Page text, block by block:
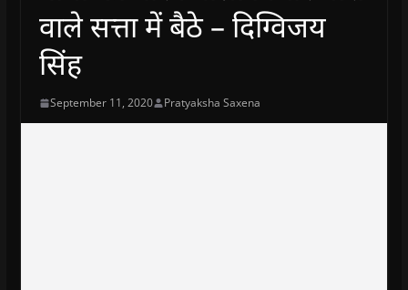
वाले सत्ता में बैठे – दिग्विजय
सिंह
September 11, 2020 Pratyaksha Saxena